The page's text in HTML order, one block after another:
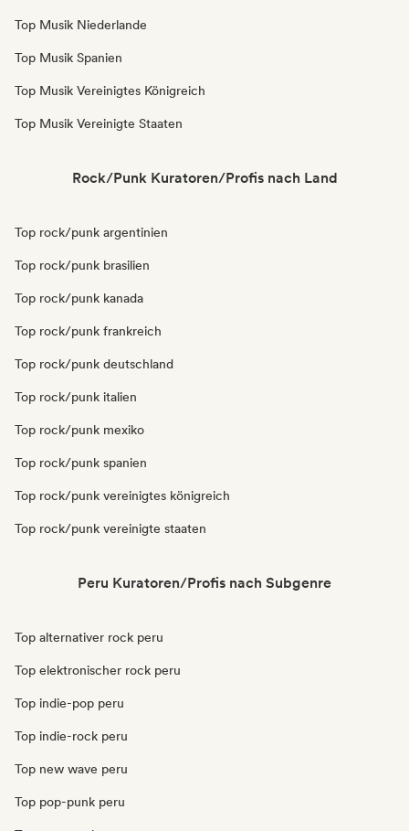
Top Musik Niederlande
Top Musik Spanien
Top Musik Vereinigtes Königreich
Top Musik Vereinigte Staaten
Rock/Punk Kuratoren/Profis nach Land
Top rock/punk argentinien
Top rock/punk brasilien
Top rock/punk kanada
Top rock/punk frankreich
Top rock/punk deutschland
Top rock/punk italien
Top rock/punk mexiko
Top rock/punk spanien
Top rock/punk vereinigtes königreich
Top rock/punk vereinigte staaten
Peru Kuratoren/Profis nach Subgenre
Top alternativer rock peru
Top elektronischer rock peru
Top indie-pop peru
Top indie-rock peru
Top new wave peru
Top pop-punk peru